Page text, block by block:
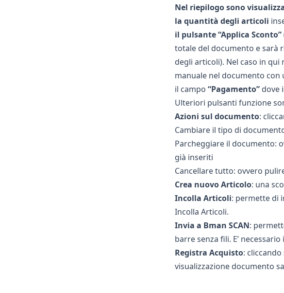
Nel riepilogo sono
la quantità degli articoli
il pulsante “Applica Sconto”
totale del documento e sarà
degli articoli). Nel caso in
manuale nel documento
il campo “Pagamento” dove
Ulteriori pulsanti funzione
Azioni sul documento:
Cambiare il tipo di
Parcheggiare il documento:
già inseriti
Cancellare tutto: ovvero
Crea nuovo Articolo: una
Incolla Articoli: permette di
Incolla Articoli.
Invia a Bman SCAN:
barre senza fili. E’
Registra Acquisto:
visualizzazione documento